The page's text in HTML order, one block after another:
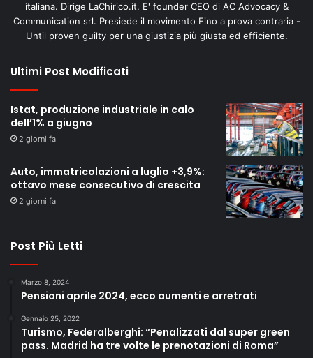
italiana. Dirige LaChirico.it. E' founder CEO di AC Advocacy &
Communication srl. Presiede il movimento Fino a prova contraria -
Until proven guilty per una giustizia più giusta ed efficiente.
Ultimi Post Modificati
Istat, produzione industriale in calo
dell’1% a giugno
2 giorni fa
Auto, immatricolazioni a luglio +3,9%:
ottavo mese consecutivo di crescita
2 giorni fa
Post Più Letti
Marzo 8, 2024
Pensioni aprile 2024, ecco aumenti e arretrati
Gennaio 25, 2022
Turismo, Federalberghi: “Penalizzati dal super green
pass. Madrid ha tre volte le prenotazioni di Roma”